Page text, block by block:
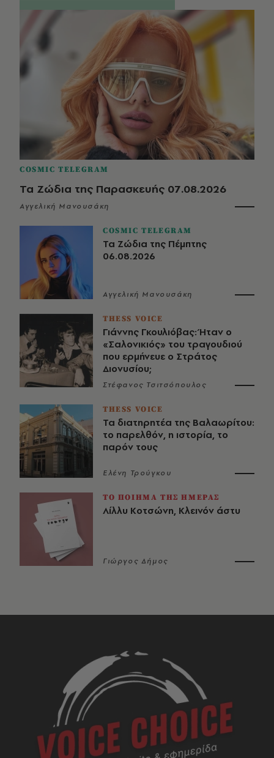
COSMIC TELEGRAM
Τα Ζώδια της Παρασκευής 07.08.2026
Αγγελική Μανουσάκη
COSMIC TELEGRAM
Τα Ζώδια της Πέμπτης
06.08.2026
Αγγελική Μανουσάκη
THESS VOICE
Γιάννης Γκουλιόβας: Ήταν ο
«Σαλονικιός» του τραγουδιού
που ερμήνευε ο Στράτος
Διονυσίου;
Στέφανος Τσιτσόπουλος
THESS VOICE
Τα διατηρητέα της Βαλαωρίτου:
το παρελθόν, η ιστορία, το
παρόν τους
Ελένη Τρούγκου
ΤΟ ΠΟΙΗΜΑ ΤΗΣ ΗΜΕΡΑΣ
Λίλλυ Κοτσώνη, Κλεινόν άστυ
Γιώργος Δήμος